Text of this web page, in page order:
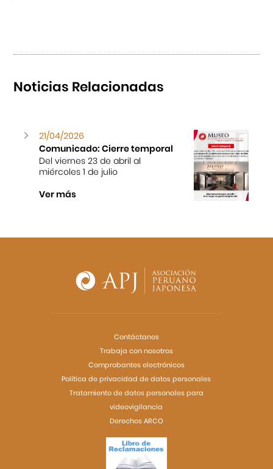
Noticias Relacionadas
21/04/2026
Comunicado: Cierre temporal
Del viernes 23 de abril al
miércoles 1 de julio
Ver más
Contáctanos
Trabaja con nosotros
Comprobantes electrónicos
Política de privacidad de datos personales
Tratamiento de datos personales para
videovigilancia
Derechos ARCO